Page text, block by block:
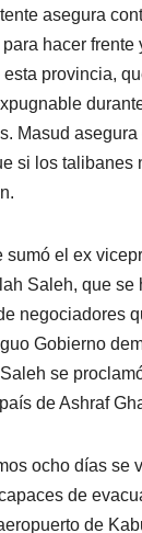
asegura
hacer frente
provincia,
Masud
si los talibanes
sumó el ex
Saleh, que se
negociadores
Gobierno
se
de Ashraf
ocho días se
de
de